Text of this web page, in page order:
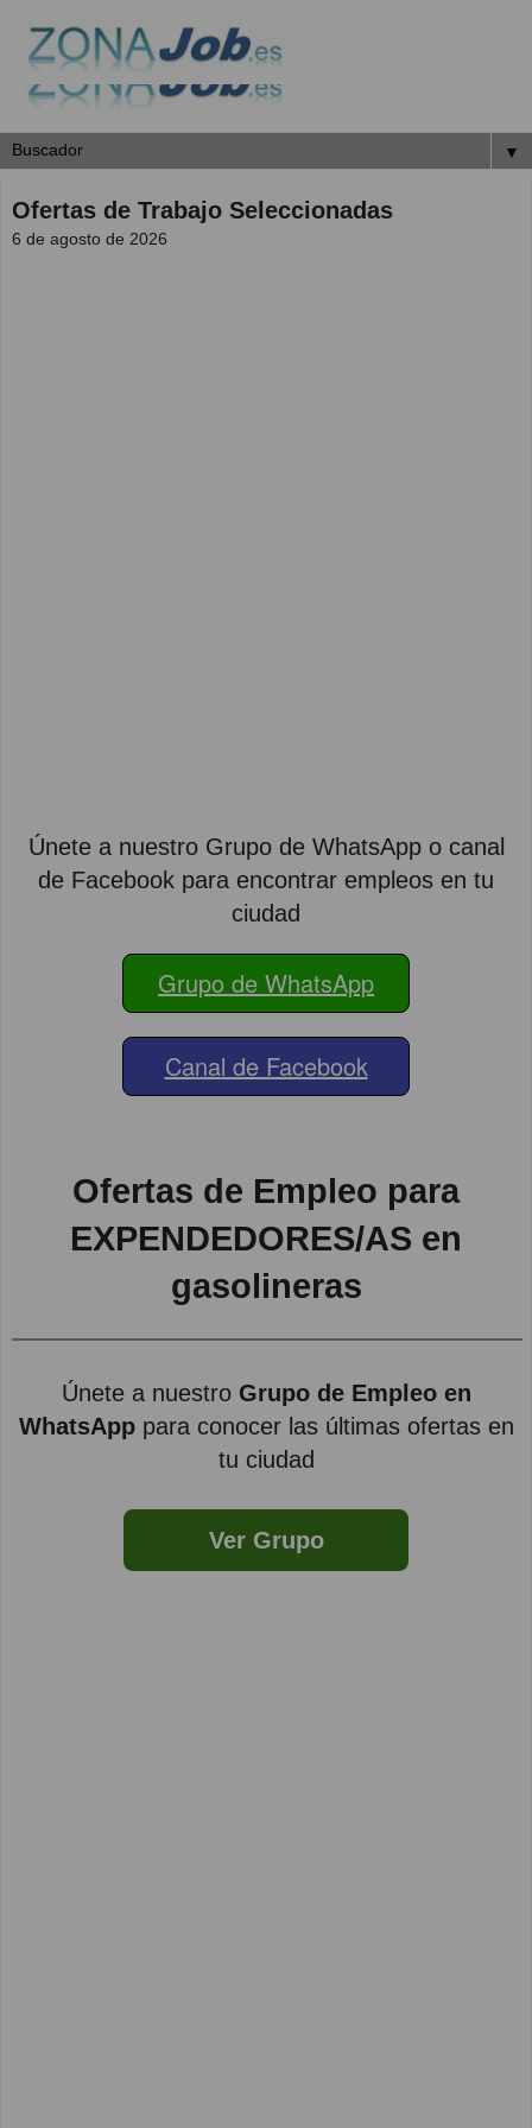
▼
Ofertas de Trabajo Seleccionadas
6 de agosto de 2026
Únete a nuestro Grupo de WhatsApp o canal
de Facebook para encontrar empleos en tu
ciudad
Grupo de WhatsApp
Canal de Facebook
Ofertas de Empleo para
EXPENDEDORES/AS en
gasolineras
Únete a nuestro Grupo de Empleo en
WhatsApppara conocer las últimas ofertas en
tu ciudad
Ver Grupo